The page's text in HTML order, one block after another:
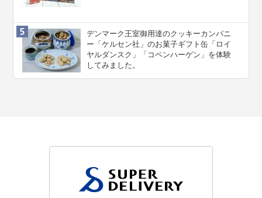
デンマーク王室御用達のクッキーカンパニ
ー「ケルセン社」のお菓子ギフト缶「ロイ
ヤルダンスク」「コペンハーゲン」を体験
してみました。